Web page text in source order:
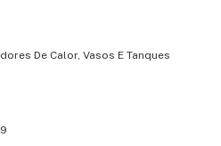
De Calor, Vasos E Tanques